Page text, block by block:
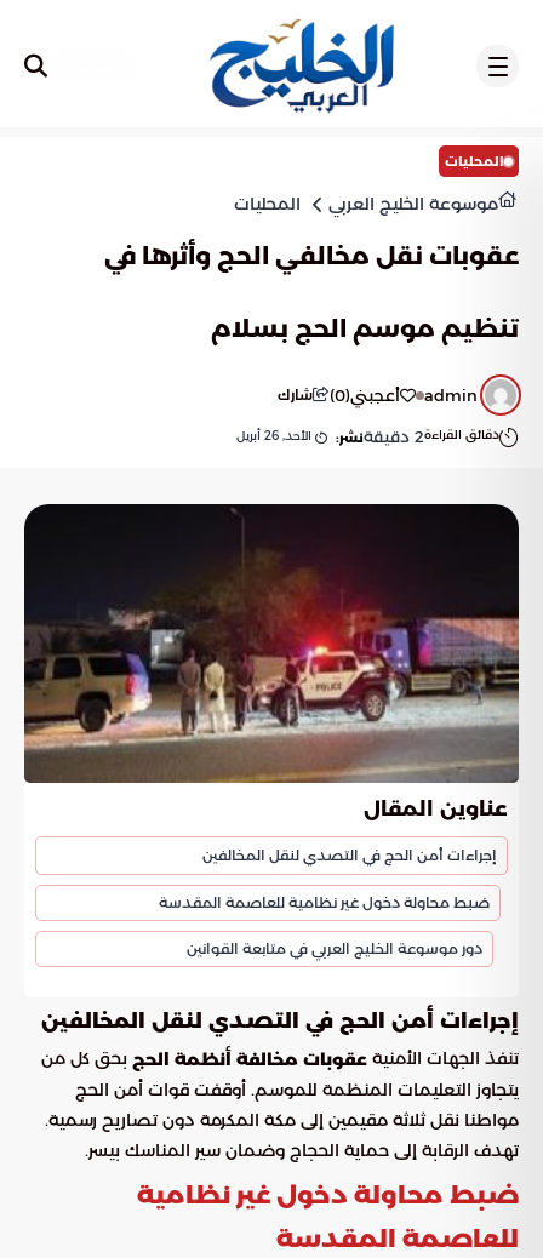
المحليات
موسوعة الخليج العربي المحليات
عقوبات نقل مخالفي الحج وأثرها في
تنظيم موسم الحج بسلام
admin أعجبني(
0
) شارك
دقائق القراءة2 دقيقةنشر: الأحد, 26 أبريل
عناوين المقال
إجراءات أمن الحج في التصدي لنقل المخالفين
ضبط محاولة دخول غير نظامية للعاصمة المقدسة
دور موسوعة الخليج العربي في متابعة القوانين
إجراءات أمن الحج في التصدي لنقل المخالفين
تنفذ الجهات الأمنية عقوبات مخالفة أنظمة الحج بحق كل من
يتجاوز التعليمات المنظمة للموسم. أوقفت قوات أمن الحج
مواطنا نقل ثلاثة مقيمين إلى مكة المكرمة دون تصاريح رسمية.
تهدف الرقابة إلى حماية الحجاج وضمان سير المناسك بيسر.
ضبط محاولة دخول غير نظامية
للعاصمة المقدسة